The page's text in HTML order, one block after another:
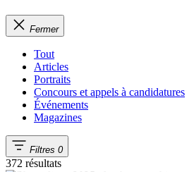
Fermer
Tout
Articles
Portraits
Concours et appels à candidatures
Événements
Magazines
Filtres 0
372 résultats